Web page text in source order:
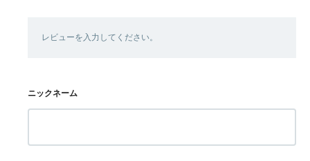
レビューを入力してください。
ニックネーム